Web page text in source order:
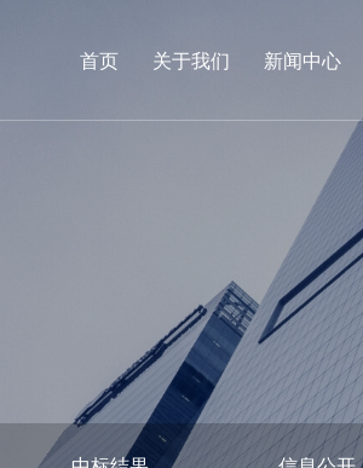
首页 关于我们 新闻中心